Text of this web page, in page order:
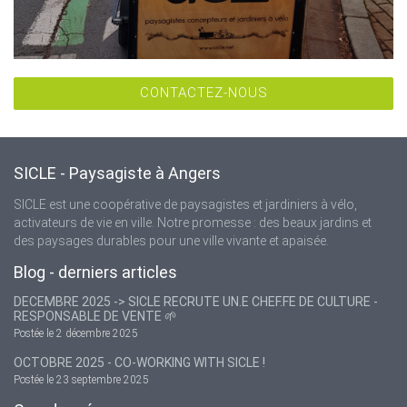
CONTACTEZ-NOUS
SICLE - Paysagiste à Angers
SICLE est une coopérative de paysagistes et jardiniers à vélo,
activateurs de vie en ville. Notre promesse : des beaux jardins et
des paysages durables pour une ville vivante et apaisée.
Blog - derniers articles
DECEMBRE 2025 -> SICLE RECRUTE UN.E CHEF.FE DE CULTURE -
RESPONSABLE DE VENTE 🌱
Postée le 2 décembre 2025
OCTOBRE 2025 - CO-WORKING WITH SICLE !
Postée le 23 septembre 2025